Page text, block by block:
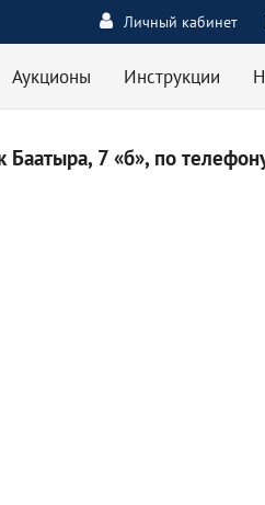
Личный кабинет
Аукционы Инструкции
7 «б», по